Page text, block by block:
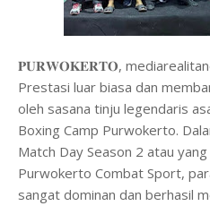
𝐏𝐔𝐑𝐖𝐎𝐊𝐄𝐑𝐓𝐎,
Prestasi luar biasa dan
oleh sasana tinju legendaris
Boxing Camp Purwokerto.
Match Day Season 2 atau
Purwokerto Combat Sport,
sangat dominan dan berhasil